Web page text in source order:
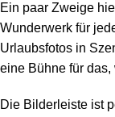
Ein paar Zweige
Wunderwerk für
Urlaubsfotos in
eine Bühne für
Die Bilderleiste ist